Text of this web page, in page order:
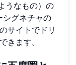
うなもの）の
シグネチャの
サイトでドリ
きます。